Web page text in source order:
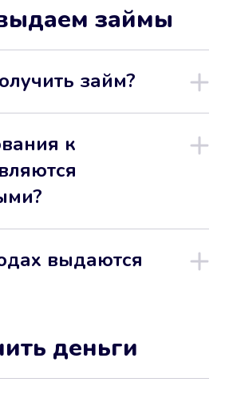
займы
займ?
к
выдаются
деньги